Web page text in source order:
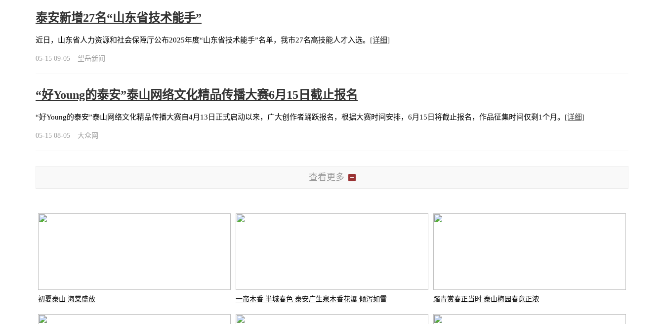
泰安新增27名“山东省技术能手”
近日，山东省人力资源和社会保障厅公布2025年度“山东省技术能手”名单，我市27名高技能人才入选。 [详细]
05-15 09-05 望岳新闻
“好Young的泰安”泰山网络文化精品传播大赛6月15日截止报名
“好Young的泰安”泰山网络文化精品传播大赛自4月13日正式启动以来，广大创作者踊跃报名，根据大赛时间安排，6月15日将截止报名，作品征集时间仅剩1个月。 [详细]
05-15 08-05 大众网
查看更多
初夏泰山 海棠盛放 一帘木香 半城春色 泰安广生泉木香花瀑 倾泻如雪 踏青赏春正当时 泰山梅园春意正浓